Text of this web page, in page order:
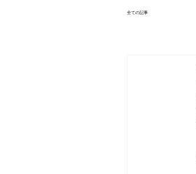
全ての記事